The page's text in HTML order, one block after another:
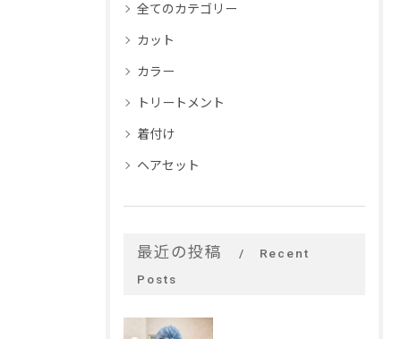
全てのカテゴリー
カット
カラー
トリートメント
着付け
ヘアセット
最近の投稿
Recent
Posts